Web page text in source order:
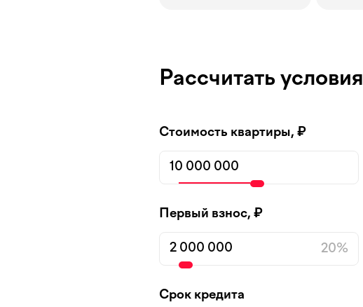
Рассчитать условия
Стоимость квартиры, ₽
20%
Первый взнос, ₽
Срок кредита